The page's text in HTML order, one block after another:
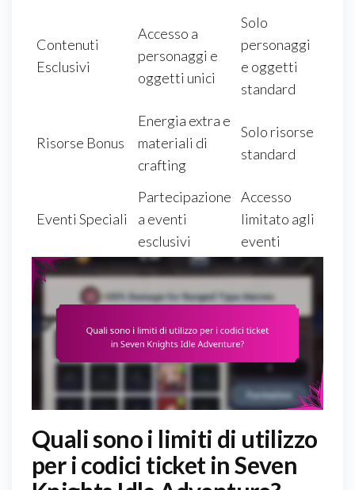
Contenuti
Esclusivi
Accesso a
personaggi e
oggetti unici
Solo
personaggi
e oggetti
standard
Risorse Bonus
Energia extra e
materiali di
crafting
Solo risorse
standard
Eventi Speciali
Partecipazione
a eventi
esclusivi
Accesso
limitato agli
eventi
Quali sono i limiti di utilizzo
per i codici ticket in Seven